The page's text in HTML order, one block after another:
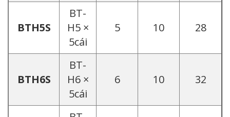
BTH5S
BT-
H5 ×
5cái
5 10 28
BTH6S
BT-
H6 ×
5cái
6 10 32